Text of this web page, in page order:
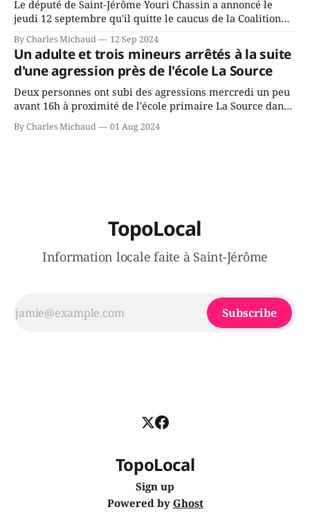
Le député de Saint-Jérôme Youri Chassin a annoncé le
jeudi 12 septembre qu'il quitte le caucus de la Coalition
gouvernement de la CAQ, surtout de son incapacité, qu'il
juge chronique, à offrir des
By Charles Michaud 12 Sep 2024
Un adulte et trois mineurs arrêtés à la suite
d'une agression près de l'école La Source
Deux personnes ont subi des agressions mercredi un peu
avant 16h à proximité de l'école primaire La Source dans
victimes aurait été écrasée sous un véhicule et aspergée
By Charles Michaud 01 Aug 2024
TopoLocal
Information locale faite à Saint-Jérôme
Subscribe
TopoLocal
Sign up
Powered by Ghost